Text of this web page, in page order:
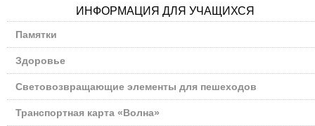
ИНФОРМАЦИЯ ДЛЯ УЧАЩИХСЯ
Памятки
Здоровье
Световозвращающие элементы для пешеходов
Транспортная карта «Волна»